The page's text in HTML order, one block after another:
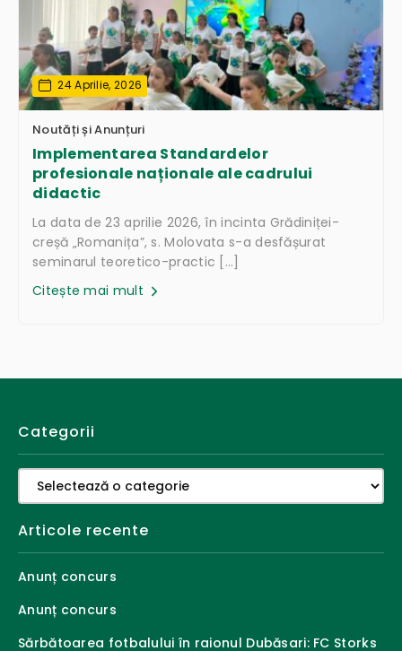
24 Aprilie, 2026
Noutăți și Anunțuri
Implementarea Standardelor
profesionale naționale ale cadrului
didactic
La data de 23 aprilie 2026, în incinta Grădiniței-
creșă „Romanița”, s. Molovata s-a desfășurat
seminarul teoretico-practic […]
Citește mai mult
Categorii
Categorii
Articole recente
Anunț concurs
Anunț concurs
Sărbătoarea fotbalului în raionul Dubăsari: FC Storks